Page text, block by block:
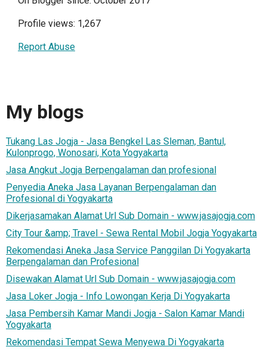
Profile views: 1,267
Report Abuse
My blogs
Tukang Las Jogja - Jasa Bengkel Las Sleman, Bantul,
Kulonprogo, Wonosari, Kota Yogyakarta
Jasa Angkut Jogja Berpengalaman dan profesional
Penyedia Aneka Jasa Layanan Berpengalaman dan
Profesional di Yogyakarta
Dikerjasamakan Alamat Url Sub Domain - www.jasajogja.com
City Tour &amp; Travel - Sewa Rental Mobil Jogja Yogyakarta
Rekomendasi Aneka Jasa Service Panggilan Di Yogyakarta
Berpengalaman dan Profesional
Disewakan Alamat Url Sub Domain - www.jasajogja.com
Jasa Loker Jogja - Info Lowongan Kerja Di Yogyakarta
Jasa Pembersih Kamar Mandi Jogja - Salon Kamar Mandi
Yogyakarta
Rekomendasi Tempat Sewa Menyewa Di Yogyakarta